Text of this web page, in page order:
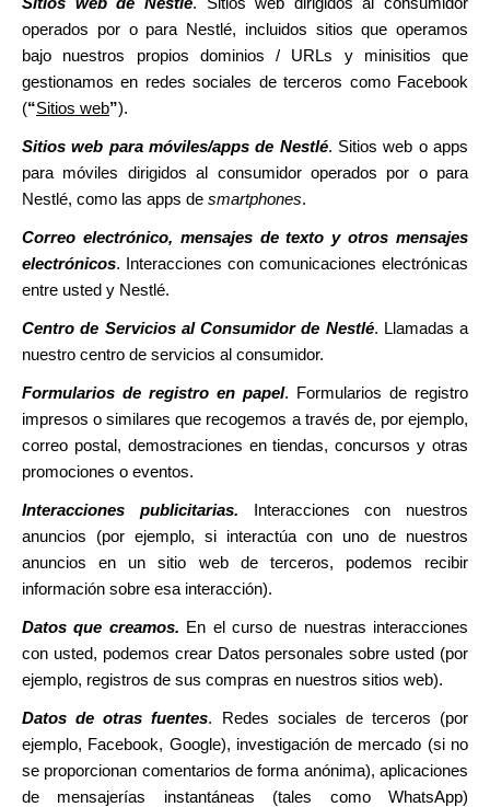
operados por o para Nestlé, incluidos sitios que operamos
bajo nuestros propios dominios / URLs y minisitios que
gestionamos en redes sociales de terceros como Facebook
(“Sitios web”).
Sitios web para móviles/apps de Nestlé. Sitios web o apps
para móviles dirigidos al consumidor operados por o para
Nestlé, como las apps de smartphones.
Correo electrónico, mensajes de texto y otros mensajes
electrónicos. Interacciones con comunicaciones electrónicas
entre usted y Nestlé.
Centro de Servicios al Consumidor de Nestlé. Llamadas a
nuestro centro de servicios al consumidor.
Formularios de registro en papel. Formularios de registro
impresos o similares que recogemos a través de, por ejemplo,
correo postal, demostraciones en tiendas, concursos y otras
promociones o eventos.
Interacciones publicitarias.
Interacciones con nuestros
anuncios (por ejemplo, si interactúa con uno de nuestros
anuncios en un sitio web de terceros, podemos recibir
información sobre esa interacción).
Datos que creamos. En el curso de nuestras interacciones
con usted, podemos crear Datos personales sobre usted (por
ejemplo, registros de sus compras en nuestros sitios web).
Datos de otras fuentes. Redes sociales de terceros (por
ejemplo, Facebook, Google), investigación de mercado (si no
se proporcionan comentarios de forma anónima), aplicaciones
de mensajerías instantáneas (tales como WhatsApp)